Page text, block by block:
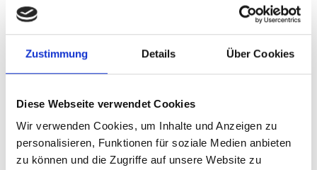
Zustimmung Details Über Cookies
Diese Webseite verwendet Cookies
Wir verwenden Cookies, um Inhalte und Anzeigen zu
personalisieren, Funktionen für soziale Medien anbieten
zu können und die Zugriffe auf unsere Website zu
Electrification in Bangkok, Thailand
Englisch (PDF, 8 MB)
mehr Publikationen